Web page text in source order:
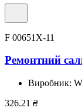
F 00651X-11
Ремонтний
Виробник:
326.21 ₴